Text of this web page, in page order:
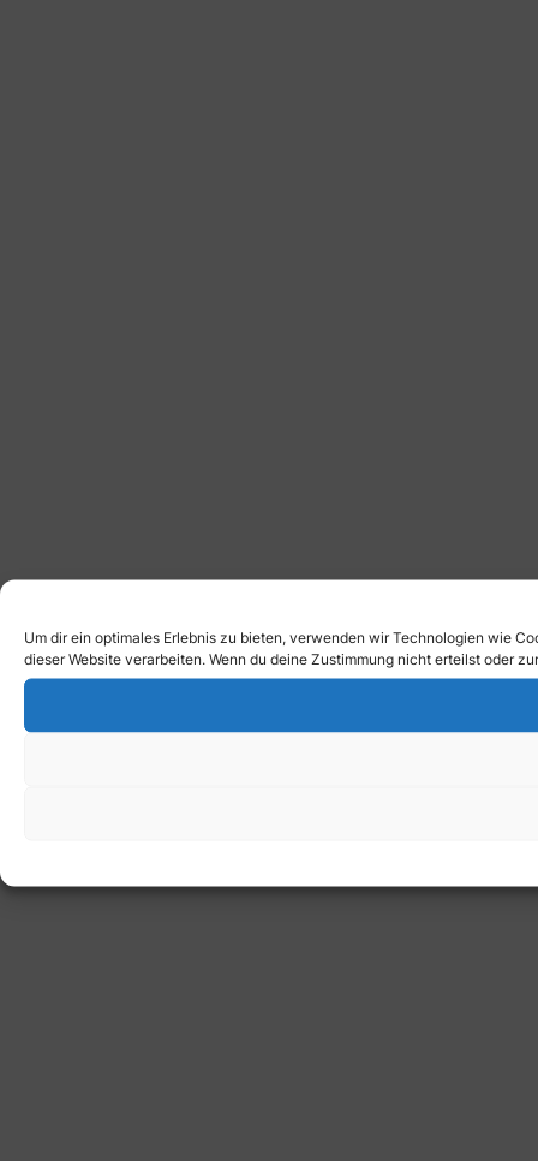
Um dir ein optimales Erlebnis zu bieten, verwenden wir Technologien wie
dieser Website verarbeiten. Wenn du deine Zustimmung nicht erteilst oder